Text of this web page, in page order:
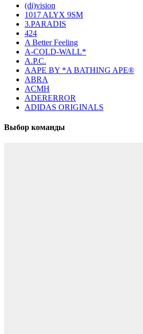
(di)vision
1017 ALYX 9SM
3.PARADIS
424
A Better Feeling
A-COLD-WALL*
A.P.C.
AAPE BY *A BATHING APE®
ABRA
ACMH
ADERERROR
ADIDAS ORIGINALS
Выбор команды